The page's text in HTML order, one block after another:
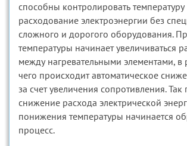
способны контролировать температуру
расходование электроэнергии без
сложного и дорогого оборудования.
температуры начинает увеличиваться
между нагревательными элементами, в
чего происходит автоматическое
за счет увеличения сопротивления.
снижение расхода электрической
понижения температуры начинается
процесс.